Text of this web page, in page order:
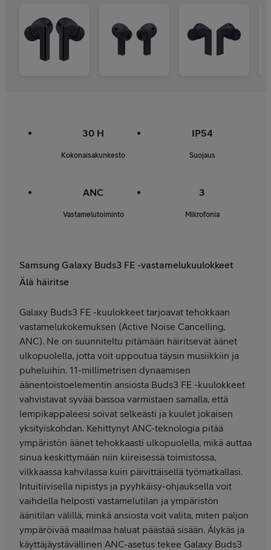
30 H
Kokonaisakunkesto
IP54
Suojaus
ANC
Vastamelutoiminto
3
Mikrofonia
Samsung Galaxy Buds3 FE -vastamelukuulokkeet
Älä häiritse
Galaxy Buds3 FE -kuulokkeet tarjoavat tehokkaan
vastamelukokemuksen (Active Noise Cancelling,
ANC). Ne on suunniteltu pitämään häiritsevät äänet
ulkopuolella, jotta voit uppoutua täysin musiikkiin ja
puheluihin. 11-millimetrisen dynaamisen
äänentoistoelementin ansiosta Buds3 FE -kuulokkeet
vahvistavat syvää bassoa varmistaen samalla, että
lempikappaleesi soivat selkeästi ja kuulet jokaisen
yksityiskohdan. Kehittynyt ANC-teknologia pitää
ympäristön äänet tehokkaasti ulkopuolella, mikä auttaa
sinua keskittymään niin kiireisessä toimistossa,
vilkkaassa kahvilassa kuin päivittäisellä työmatkallasi.
Intuitiivisella nipistys ja pyyhkäisy-ohjauksella voit
vaihdella helposti vastamelutilan ja ympäristön
äänitilan välillä, minkä ansiosta voit valita, miten paljon
ympäröivää maailmaa haluat päästää sisään. Älykäs ja
käyttäjäystävällinen ANC-asetus tekee Galaxy Buds3